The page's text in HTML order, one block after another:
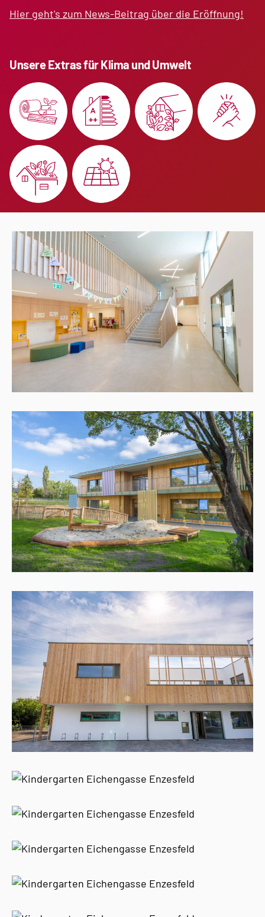
Hier geht's zum News-Beitrag über die Eröffnung!
Unsere Extras für Klima und Umwelt